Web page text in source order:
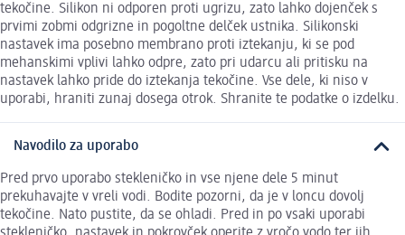
tekočine. Silikon ni odporen proti ugrizu, zato lahko dojenček s
prvimi zobmi odgrizne in pogoltne delček ustnika. Silikonski
nastavek ima posebno membrano proti iztekanju, ki se pod
mehanskimi vplivi lahko odpre, zato pri udarcu ali pritisku na
nastavek lahko pride do iztekanja tekočine. Vse dele, ki niso v
uporabi, hraniti zunaj dosega otrok. Shranite te podatke o izdelku.
Navodilo za uporabo
Pred prvo uporabo stekleničko in vse njene dele 5 minut
prekuhavajte v vreli vodi. Bodite pozorni, da je v loncu dovolj
tekočine. Nato pustite, da se ohladi. Pred in po vsaki uporabi